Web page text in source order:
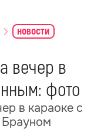
новости
вечер в
фото
в караоке с